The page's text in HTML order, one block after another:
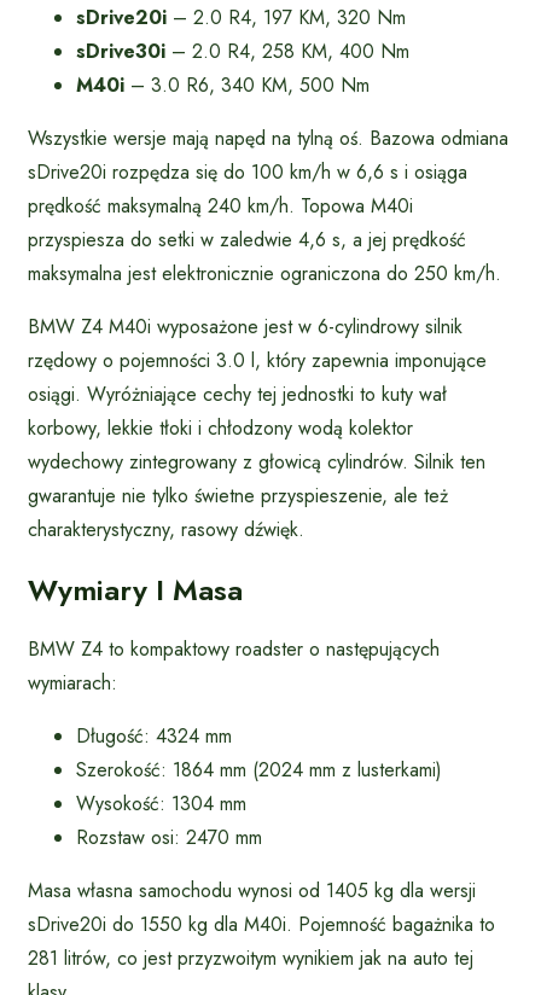
sDrive20i – 2.0 R4, 197 KM, 320 Nm
sDrive30i – 2.0 R4, 258 KM, 400 Nm
M40i – 3.0 R6, 340 KM, 500 Nm
Wszystkie wersje mają napęd na tylną oś. Bazowa odmiana
sDrive20i rozpędza się do 100 km/h w 6,6 s i osiąga
prędkość maksymalną 240 km/h. Topowa M40i
przyspiesza do setki w zaledwie 4,6 s, a jej prędkość
maksymalna jest elektronicznie ograniczona do 250 km/h.
BMW Z4 M40i wyposażone jest w 6-cylindrowy silnik
rzędowy o pojemności 3.0 l, który zapewnia imponujące
osiągi. Wyróżniające cechy tej jednostki to kuty wał
korbowy, lekkie tłoki i chłodzony wodą kolektor
wydechowy zintegrowany z głowicą cylindrów. Silnik ten
gwarantuje nie tylko świetne przyspieszenie, ale też
charakterystyczny, rasowy dźwięk.
Wymiary I Masa
BMW Z4 to kompaktowy roadster o następujących
wymiarach:
Długość: 4324 mm
Szerokość: 1864 mm (2024 mm z lusterkami)
Wysokość: 1304 mm
Rozstaw osi: 2470 mm
Masa własna samochodu wynosi od 1405 kg dla wersji
sDrive20i do 1550 kg dla M40i. Pojemność bagażnika to
281 litrów, co jest przyzwoitym wynikiem jak na auto tej